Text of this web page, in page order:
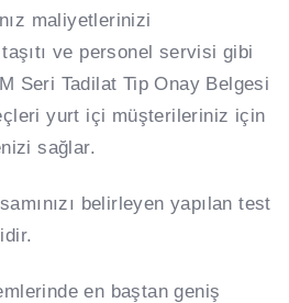
maliyetlerinizi
ve personel servisi gibi
Seri Tadilat Tip Onay Belgesi
yurt içi müşterileriniz için
sağlar.
belirleyen yapılan test
en baştan geniş